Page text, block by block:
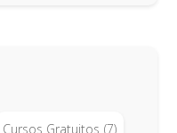
Cursos Gratuitos (7)